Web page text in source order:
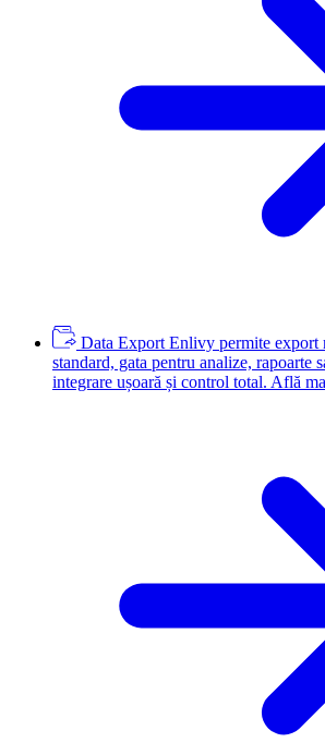
Data Export Enlivy permite export
standard, gata pentru analize, rapoarte
integrare ușoară și control total. Află